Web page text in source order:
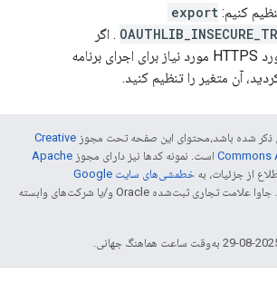
export
. اگر
خطاهایی در مورد HTTPS مورد نیاز برای اجرای برنامه
آن متغیر را تنظیم کنید.
ذکر شده باشد،‌محتوای این صفحه تحت مجوز Creative
Commons است. نمونه کدها نیز دارای مجوز Apache
از جزئیات، به
خطمشی‌های سایت Google
مراجعه کنید. جاوا علامت تجاری ثبت‌شده Oracle و/یا شرکت‌های وابسته